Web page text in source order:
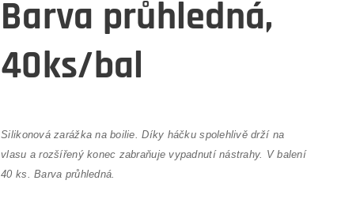
Barva průhledná,
40ks/bal
Silikonová zarážka na boilie. Díky háčku spolehlivě drží na
vlasu a rozšířený konec zabraňuje vypadnutí nástrahy. V balení
40 ks. Barva průhledná.